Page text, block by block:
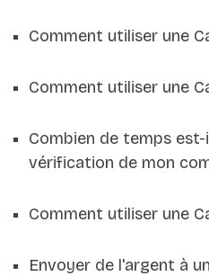
Comment utiliser une
Comment utiliser une
Combien de temps
vérification de mon
Comment utiliser une
Envoyer de l'argent à